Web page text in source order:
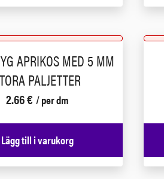
APRIKOS MED 5 MM
PALJETTER
2.66€ / per dm
Lägg till i varukorg